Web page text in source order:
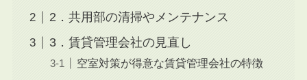
2．共用部の清掃やメンテナンス
3．賃貸管理会社の見直し
空室対策が得意な賃貸管理会社の特徴